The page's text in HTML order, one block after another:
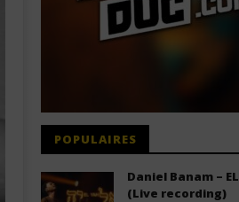
POPULAIRES
Daniel Banam –
(Live recording)